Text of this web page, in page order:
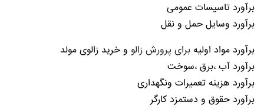
برآورد تاسیسات عمومی
برآورد وسایل حمل و نقل
برآورد مواد اولیه برای پرورش زالو و خرید زالوی مولد
برآورد آب ،برق ،سوخت
برآورد هزینه تعمیرات ونگهداری
برآورد حقوق و دستمزد کارگر